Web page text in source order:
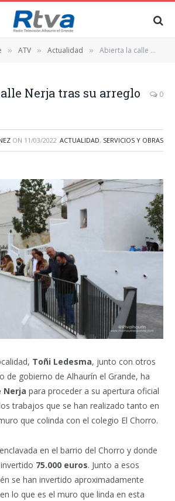
» ATV » Actualidad » Abierta la calle Nerja tras su arreglo integral
Nerja tras su arreglo
0
ON 11/03/2022 ACTUALIDAD, SERVICIOS Y OBRAS
Toñi Ledesma, junto con otros
de gobierno de Alhaurín el Grande, ha
Nerja para proceder a su apertura oficial
trabajos que se han realizado tanto en
que colinda con el colegio El Chorro.
en el barrio del Chorro y donde
75.000 euros. Junto a esos
se han invertido aproximadamente
en lo que es el muro que linda en esta